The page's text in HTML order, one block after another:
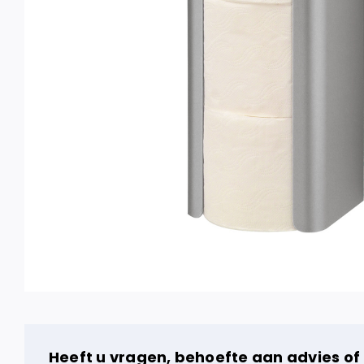
Heeft u vragen, behoefte aan advies of